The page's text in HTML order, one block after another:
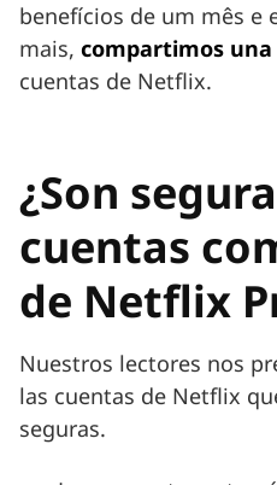
benefícios de um mês e
mais, compartimos
cuentas de Netflix.
¿Son
cuentas
de Netflix
Nuestros lectores nos
las cuentas de Netflix
seguras.